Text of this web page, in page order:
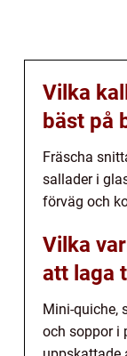
Vilka
bäst på
Fräscha
sallader i
förväg och
Vilka
att laga
Mini-quiche,
och soppor i